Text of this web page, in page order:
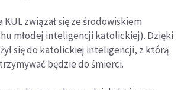
związał się ze środowiskiem
młodej inteligencji katolickiej). Dzięki
się do katolickiej inteligencji, z którą
będzie do śmierci.